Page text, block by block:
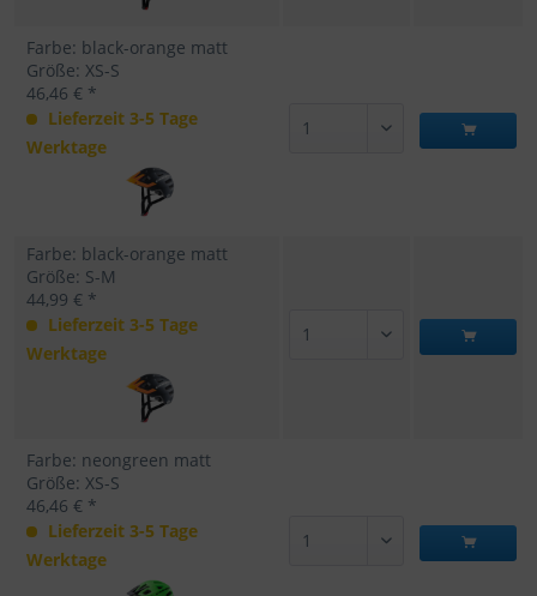
Farbe: black-orange matt
Größe: XS-S
46,46 € *
Lieferzeit 3-5 Tage
Werktage
Farbe: black-orange matt
Größe: S-M
44,99 € *
Lieferzeit 3-5 Tage
Werktage
Farbe: neongreen matt
Größe: XS-S
46,46 € *
Lieferzeit 3-5 Tage
Werktage